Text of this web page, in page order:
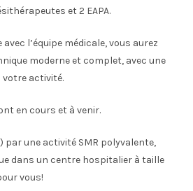
et 2 EAPA.
l’équipe médicale, vous aurez
moderne et complet, avec une
votre activité.
en cours et à venir.
par une activité SMR polyvalente,
dans un centre hospitalier à taille
vous!